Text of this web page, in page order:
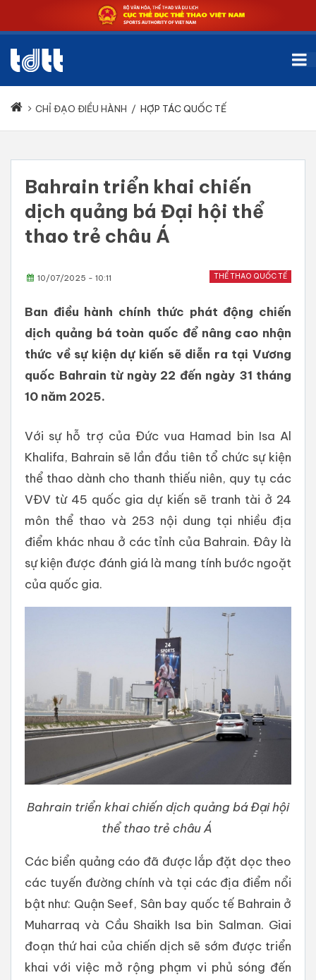
CHỈ ĐẠO ĐIỀU HÀNH / HỢP TÁC QUỐC TẾ
Bahrain triển khai chiến
dịch quảng bá Đại hội thể
thao trẻ châu Á
THỂ THAO QUỐC TẾ
10/07/2025 - 10:11
Ban điều hành chính thức phát động chiến
dịch quảng bá toàn quốc để nâng cao nhận
thức về sự kiện dự kiến sẽ diễn ra tại Vương
quốc Bahrain từ ngày 22 đến ngày 31 tháng
10 năm 2025.
Với sự hỗ trợ của Đức vua Hamad bin Isa Al
Khalifa, Bahrain sẽ lần đầu tiên tổ chức sự kiện
thể thao dành cho thanh thiếu niên, quy tụ các
VĐV từ 45 quốc gia dự kiến ​​sẽ tranh tài ở 24
môn thể thao và 253 nội dung tại nhiều địa
điểm khác nhau ở các tỉnh của Bahrain. Đây là
sự kiện được đánh giá là mang tính bước ngoặt
của quốc gia.
Bahrain triển khai chiến dịch quảng bá Đại hội
thể thao trẻ châu Á
Các biển quảng cáo đã được lắp đặt dọc theo
các tuyến đường chính và tại các địa điểm nổi
bật như: Quận Seef, Sân bay quốc tế Bahrain ở
Muharraq và Cầu Shaikh Isa bin Salman. Giai
đoạn thứ hai của chiến dịch sẽ sớm được triển
khai với việc mở rộng phạm vi phủ sóng đến